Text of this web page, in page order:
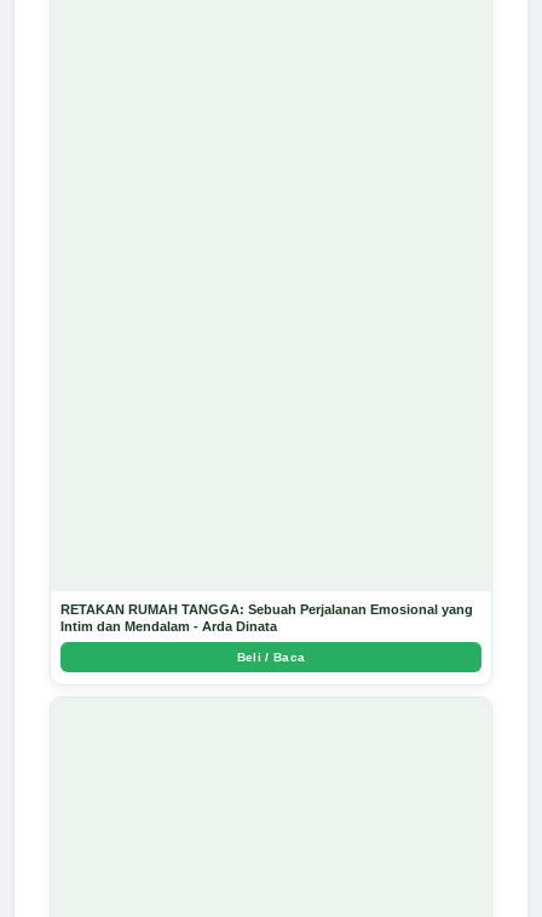
RETAKAN RUMAH TANGGA: Sebuah Perjalanan Emosional yang
Intim dan Mendalam - Arda Dinata
Beli / Baca